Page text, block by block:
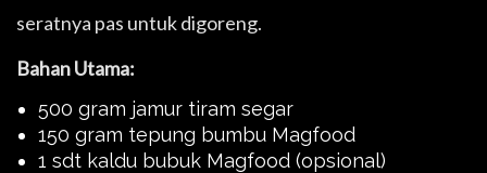
seratnya pas untuk digoreng.
Bahan Utama:
500 gram jamur tiram segar
150 gram tepung bumbu Magfood
1 sdt kaldu bubuk Magfood (opsional)